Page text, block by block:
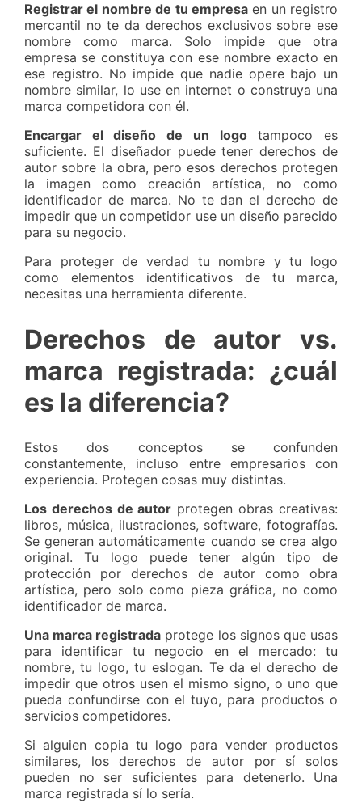
Registrar el nombre de tu empresaen un registro
mercantil no te da derechos exclusivos sobre ese
nombre como marca. Solo impide que otra
empresa se constituya con ese nombre exacto en
ese registro. No impide que nadie opere bajo un
nombre similar, lo use en internet o construya una
marca competidora con él.
Encargar el diseño de un logotampoco es
suficiente. El diseñador puede tener derechos de
autor sobre la obra, pero esos derechos protegen
la imagen como creación artística, no como
identificador de marca. No te dan el derecho de
impedir que un competidor use un diseño parecido
para su negocio.
Para proteger de verdad tu nombre y tu logo
como elementos identificativos de tu marca,
necesitas una herramienta diferente.
Derechos de autor vs.
marca registrada: ¿cuál
es la diferencia?
Estos dos conceptos se confunden
constantemente, incluso entre empresarios con
experiencia. Protegen cosas muy distintas.
Los derechos de autor protegen obras creativas:
libros, música, ilustraciones, software, fotografías.
Se generan automáticamente cuando se crea algo
original. Tu logo puede tener algún tipo de
protección por derechos de autor como obra
artística, pero solo como pieza gráfica, no como
identificador de marca.
Una marca registrada protege los signos que usas
para identificar tu negocio en el mercado: tu
nombre, tu logo, tu eslogan. Te da el derecho de
impedir que otros usen el mismo signo, o uno que
pueda confundirse con el tuyo, para productos o
servicios competidores.
Si alguien copia tu logo para vender productos
similares, los derechos de autor por sí solos
pueden no ser suficientes para detenerlo. Una
marca registrada sí lo sería.